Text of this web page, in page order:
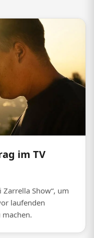
im TV
Zarrella Show“, um
laufenden
machen.